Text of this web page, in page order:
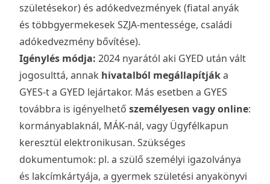
születésekor) és adókedvezmények (fiatal anyák
és többgyermekesek SZJA-mentessége, családi
adókedvezmény bővítése).
Igénylés módja: 2024 nyarától aki GYED után vált
jogosulttá, annak hivatalból megállapítjáka
GYES-t a GYED lejártakor. Más esetben a GYES
továbbra is igényelhető személyesen vagy online:
kormányablaknál, MÁK-nál, vagy Ügyfélkapun
keresztül elektronikusan. Szükséges
dokumentumok: pl. a szülő személyi igazolványa
és lakcímkártyája, a gyermek születési anyakönyvi